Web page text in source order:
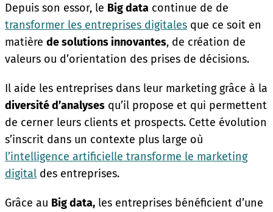
Depuis son essor, le Big data continue de de
transformer les entreprises digitales que ce soit en
matière de solutions innovantes, de création de
valeurs ou d’orientation des prises de décisions.
Il aide les entreprises dans leur marketing grâce à la
diversité d’analyses qu’il propose et qui permettent
de cerner leurs clients et prospects. Cette évolution
s’inscrit dans un contexte plus large où
l’intelligence artificielle transforme le marketing
digital des entreprises.
Grâce au Big data, les entreprises bénéficient d’une